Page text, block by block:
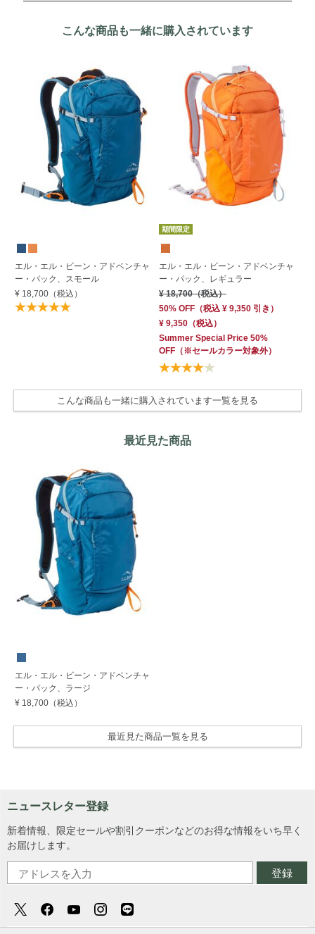
こんな商品も一緒に購入されています
エル・エル・ビーン・アドベンチャ
ー・パック、スモール
¥ 18,700（税込）
期間限定
エル・エル・ビーン・アドベンチャ
ー・パック、レギュラー
¥ 18,700（税込）
50% OFF （税込 ¥ 9,350 引き）
¥ 9,350 （税込）
Summer Special Price 50%
OFF （※セールカラー対象外）
こんな商品も一緒に購入されています一覧を見る
最近見た商品
エル・エル・ビーン・アドベンチャ
ー・パック、ラージ
¥ 18,700（税込）
最近見た商品一覧を見る
ニュースレター登録
新着情報、限定セールや割引クーポンなどのお得な情報をいち早く
お届けします。
登録